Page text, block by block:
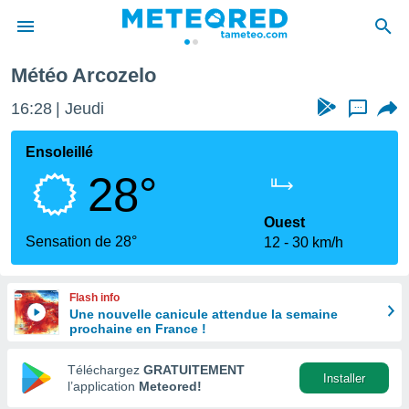
de
en
Météo Arcozelo
16:28 Jeudi ...
Ensoleillé
28°
Sensation de 28°
Ouest
12
30 km/h
Flash info
Une nouvelle canicule attendue la semaine
prochaine en France !
Téléchargez GRATUITEMENT
l’application Meteored!
Installer